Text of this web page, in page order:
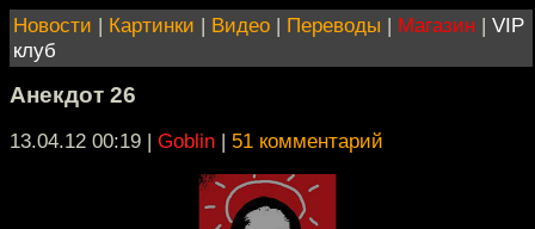
Новости | Картинки | Видео | Переводы | Магазин | VIP
клуб
Анекдот 26
13.04.12 00:19 | Goblin | 51 комментарий